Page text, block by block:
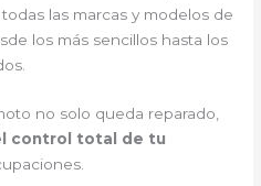
las marcas y modelos de
los más sencillos hasta los
no solo queda reparado,
control total de tu